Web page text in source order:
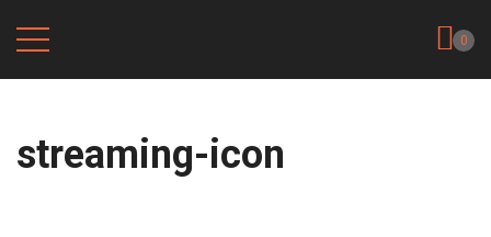
0
streaming-icon